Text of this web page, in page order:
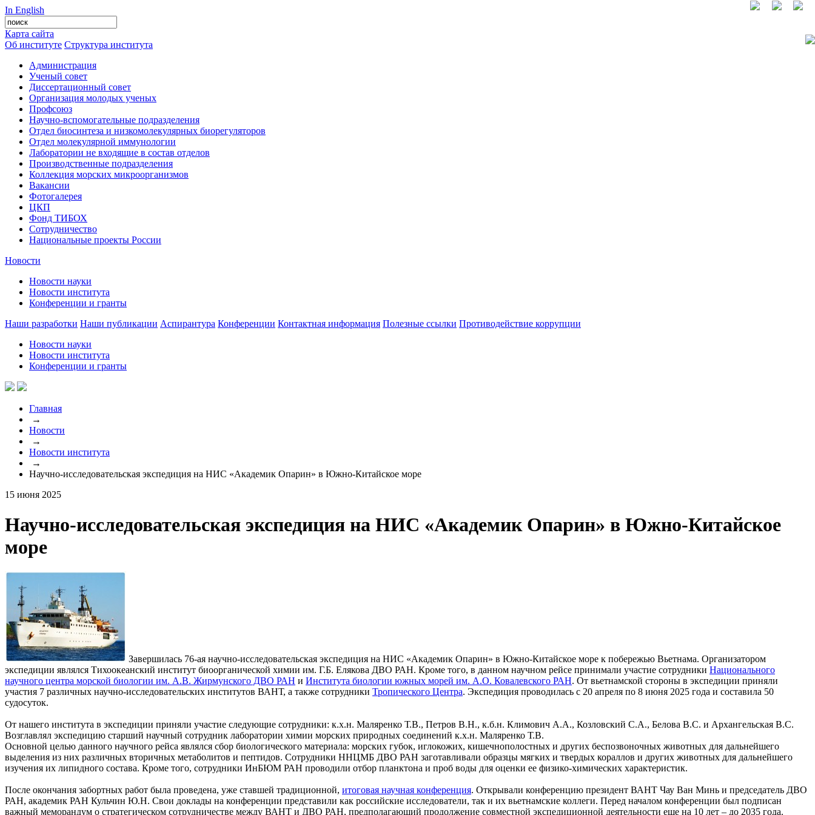
In English
Карта сайта
Об институте Структура института
Администрация
Ученый совет
Диссертационный совет
Организация молодых ученых
Профсоюз
Научно-вспомогательные подразделения
Отдел биосинтеза и низкомолекулярных биорегуляторов
Отдел молекулярной иммунологии
Лаборатории не входящие в состав отделов
Производственные подразделения
Коллекция морских микроорганизмов
Вакансии
Фотогалерея
ЦКП
Фонд ТИБОХ
Сотрудничество
Национальные проекты России
Новости
Новости науки
Новости института
Конференции и гранты
Наши разработки Наши публикации Аспирантура Конференции Контактная информация Полезные ссылки Противодействие коррупции
Новости науки
Новости института
Конференции и гранты
Главная
→
Новости
→
Новости института
→
Научно-исследовательская экспедиция на НИС «Академик Опарин» в Южно-Китайское море
15 июня 2025
Научно-исследовательская экспедиция на НИС «Академик Опарин» в Южно-Китайское
море
Завершилась 76-ая научно-исследовательская экспедиция на НИС «Академик Опарин» в Южно-Китайское море к побережью Вьетнама. Организатором
экспедиции являлся Тихоокеанский институт биоорганической химии им. Г.Б. Елякова ДВО РАН. Кроме того, в данном научном рейсе принимали участие сотрудники Национального
научного центра морской биологии им. А.В. Жирмунского ДВО РАН и Института биологии южных морей им. А.О. Ковалевского РАН. От вьетнамской стороны в экспедиции приняли
участия 7 различных научно-исследовательских институтов ВАНТ, а также сотрудники Тропического Центра. Экспедиция проводилась с 20 апреля по 8 июня 2025 года и составила 50
судосуток.
От нашего института в экспедиции приняли участие следующие сотрудники: к.х.н. Маляренко Т.В., Петров В.Н., к.б.н. Климович А.А., Козловский С.А., Белова В.С. и Архангельская В.С.
Возглавлял экспедицию старший научный сотрудник лаборатории химии морских природных соединений к.х.н. Маляренко Т.В.
Основной целью данного научного рейса являлся сбор биологического материала: морских губок, иглокожих, кишечнополостных и других беспозвоночных животных для дальнейшего
выделения из них различных вторичных метаболитов и пептидов. Сотрудники ННЦМБ ДВО РАН заготавливали образцы мягких и твердых кораллов и других животных для дальнейшего
изучения их липидного состава. Кроме того, сотрудники ИнБЮМ РАН проводили отбор планктона и проб воды для оценки ее физико-химических характеристик.
После окончания забортных работ была проведена, уже ставшей традиционной, итоговая научная конференция. Открывали конференцию президент ВАНТ Чау Ван Минь и председатель ДВО
РАН, академик РАН Кульчин Ю.Н. Свои доклады на конференции представили как российские исследователи, так и их вьетнамские коллеги. Перед началом конференции был подписан
важный меморандум о стратегическом сотрудничестве между ВАНТ и ДВО РАН, предполагающий продолжение совместной экспедиционной деятельности еще на 10 лет – до 2035 года.